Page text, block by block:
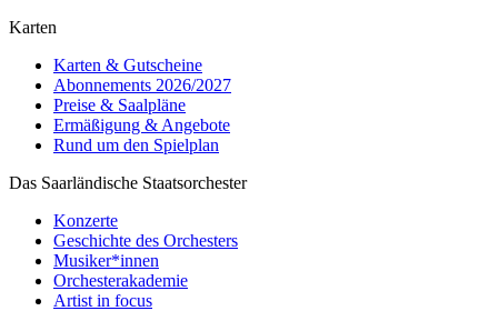
Karten
Karten & Gutscheine
Abonnements 2026/2027
Preise & Saalpläne
Ermäßigung & Angebote
Rund um den Spielplan
Das Saarländische Staatsorchester
Konzerte
Geschichte des Orchesters
Musiker*innen
Orchesterakademie
Artist in focus